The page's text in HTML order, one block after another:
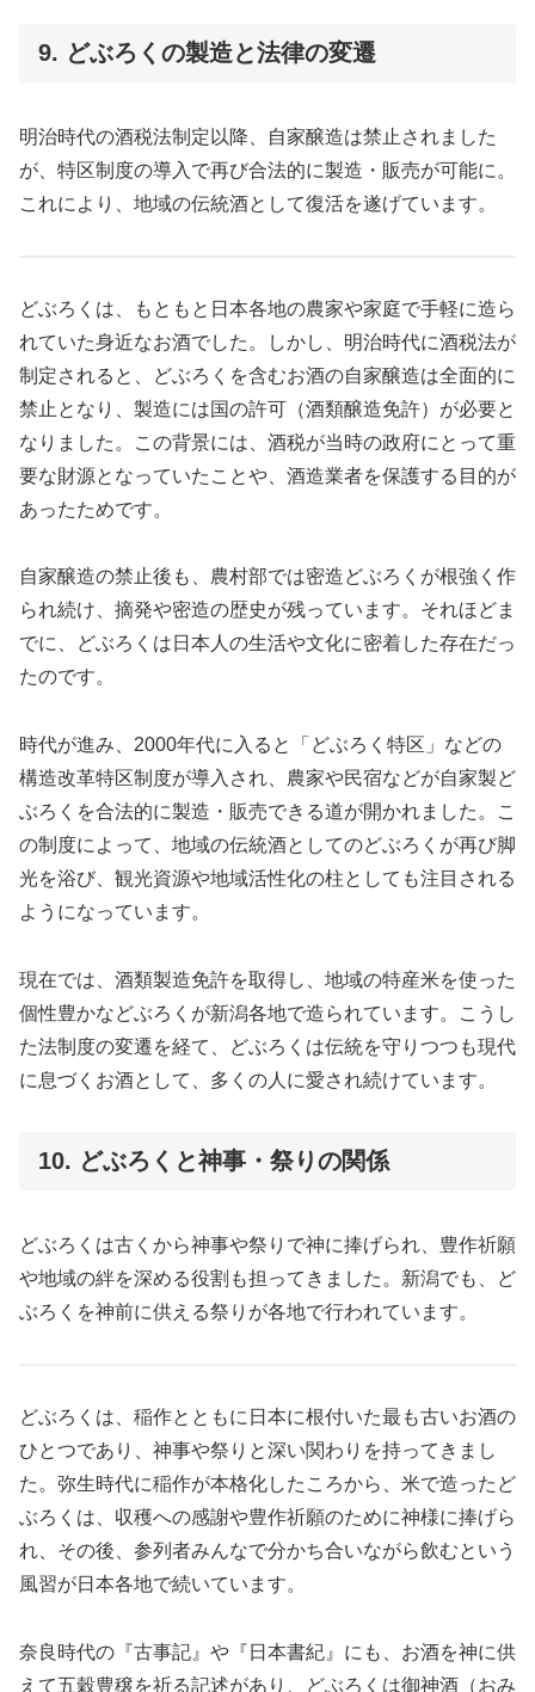
9. どぶろくの製造と法律の変遷
明治時代の酒税法制定以降、自家醸造は禁止されました
が、特区制度の導入で再び合法的に製造・販売が可能に。
これにより、地域の伝統酒として復活を遂げています。
どぶろくは、もともと日本各地の農家や家庭で手軽に造ら
れていた身近なお酒でした。しかし、明治時代に酒税法が
制定されると、どぶろくを含むお酒の自家醸造は全面的に
禁止となり、製造には国の許可（酒類醸造免許）が必要と
なりました。この背景には、酒税が当時の政府にとって重
要な財源となっていたことや、酒造業者を保護する目的が
あったためです。
自家醸造の禁止後も、農村部では密造どぶろくが根強く作
られ続け、摘発や密造の歴史が残っています。それほどま
でに、どぶろくは日本人の生活や文化に密着した存在だっ
たのです。
時代が進み、2000年代に入ると「どぶろく特区」などの
構造改革特区制度が導入され、農家や民宿などが自家製ど
ぶろくを合法的に製造・販売できる道が開かれました。こ
の制度によって、地域の伝統酒としてのどぶろくが再び脚
光を浴び、観光資源や地域活性化の柱としても注目される
ようになっています。
現在では、酒類製造免許を取得し、地域の特産米を使った
個性豊かなどぶろくが新潟各地で造られています。こうし
た法制度の変遷を経て、どぶろくは伝統を守りつつも現代
に息づくお酒として、多くの人に愛され続けています。
10. どぶろくと神事・祭りの関係
どぶろくは古くから神事や祭りで神に捧げられ、豊作祈願
や地域の絆を深める役割も担ってきました。新潟でも、ど
ぶろくを神前に供える祭りが各地で行われています。
どぶろくは、稲作とともに日本に根付いた最も古いお酒の
ひとつであり、神事や祭りと深い関わりを持ってきまし
た。弥生時代に稲作が本格化したころから、米で造ったど
ぶろくは、収穫への感謝や豊作祈願のために神様に捧げら
れ、その後、参列者みんなで分かち合いながら飲むという
風習が日本各地で続いています。
奈良時代の『古事記』や『日本書紀』にも、お酒を神に供
えて五穀豊穣を祈る記述があり、どぶろくは御神酒（おみ